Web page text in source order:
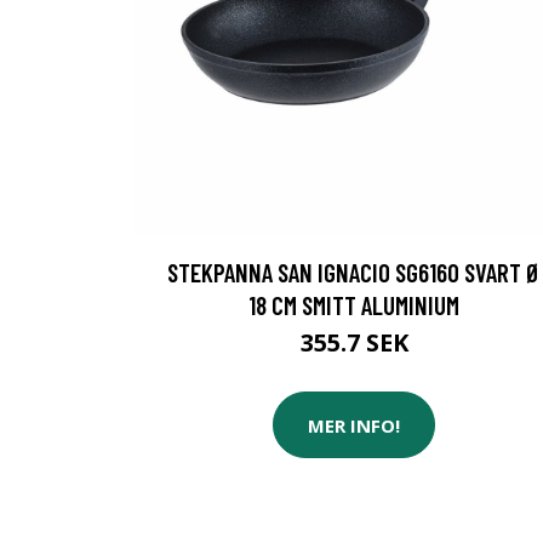
STEKPANNA SAN IGNACIO SG6160 SVART Ø
18 CM SMITT ALUMINIUM
355.7 SEK
MER INFO!